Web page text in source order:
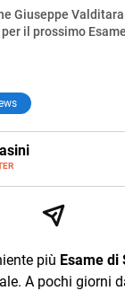
Giuseppe
il prossimo
di luoghi, viaggi
più Esame di
A pochi giorni